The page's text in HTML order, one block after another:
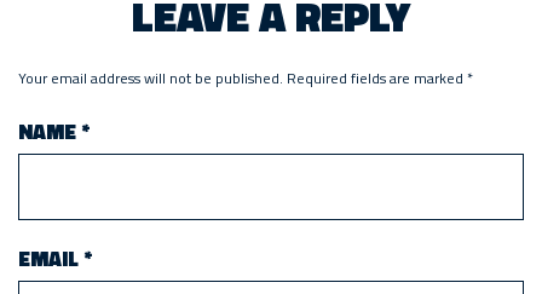
LEAVE A REPLY
Your email address will not be published. Required fields are marked *
NAME*
EMAIL*